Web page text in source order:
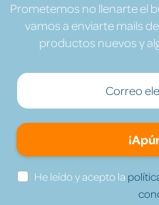
Prometemos no llenarte el
vamos a enviarte mails
productos nuevos y
He leído y acepto la